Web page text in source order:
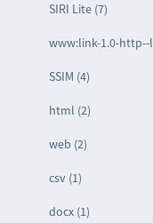
SIRI Lite (7)
www:link-1.0-http--
SSIM (4)
html (2)
web (2)
csv (1)
docx (1)